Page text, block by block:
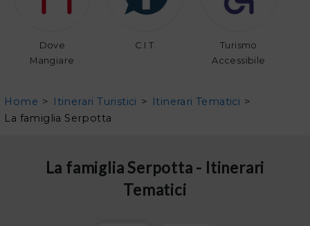
Dove
Mangiare
C.I.T.
Turismo
Accessibile
Home > Itinerari Turistici > Itinerari Tematici >
La famiglia Serpotta
La famiglia Serpotta - Itinerari
Tematici